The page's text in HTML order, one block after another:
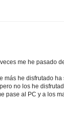
me he pasado
más he disfrutado
no los he
pase al PC y a los